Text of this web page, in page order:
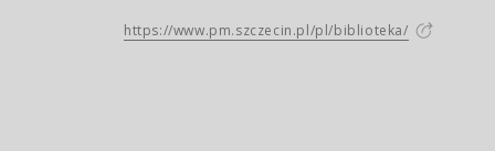
https://www.pm.szczecin.pl/pl/biblioteka/